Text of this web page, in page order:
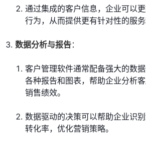
通过集成的客户信息，企业可以
行为，从而提供更有针对性的服务
数据分析与报告：
客户管理软件通常配备强大的数
各种报告和图表，帮助企业分析
销售绩效。
数据驱动的决策可以帮助企业识
转化率，优化营销策略。